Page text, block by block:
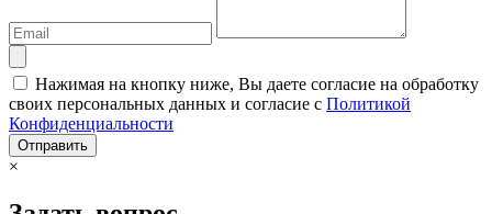
Нажимая на кнопку ниже, Вы даете согласие на обработку
своих персональных данных и согласие с Политикой
Конфиденциальности
Отправить
×